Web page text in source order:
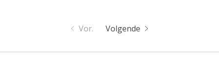
Vor. Volgende